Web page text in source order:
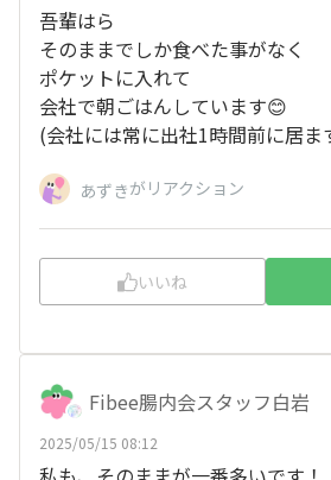
吾輩はら
そのままでしか食べた事がなく
ポケットに入れて
会社で朝ごはんしています😊
(会社には常に出社1時間前に居ま
あずきがリアクション
いいね
Fibee腸内会スタッフ白岩
2025/05/15 08:12